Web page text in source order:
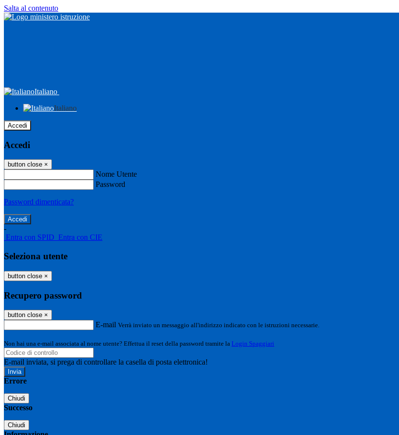
Salta al contenuto
Italiano
Italiano
Accedi
Accedi
button close ×
Nome Utente
Password
Password dimenticata?
-
Entra con SPID Entra con CIE
Seleziona utente
button close ×
Recupero password
button close ×
E-mail Verrà inviato un messaggio all'indirizzo indicato con le istruzioni necessarie.
Non hai una e-mail associata al nome utente? Effettua il reset della password tramite la Login Spaggiari
E-mail inviata, si prega di controllare la casella di posta elettronica!
Errore
Chiudi
Successo
Chiudi